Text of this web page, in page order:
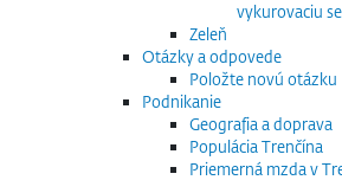
vykurovaciu
Zeleň
Otázky a odpovede
Položte novú otázku
Podnikanie
Geografia a doprava
Populácia Trenčína
Priemerná mzda v